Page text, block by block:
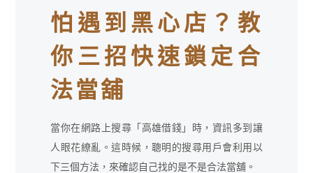
怕遇到黑心店？教
你三招快速鎖定合
法當舖
當你在網路上搜尋「高雄借錢」時，資訊多到讓
人眼花繚亂。這時候，聰明的搜尋用戶會利用以
下三個方法，來確認自己找的是不是合法當舖。